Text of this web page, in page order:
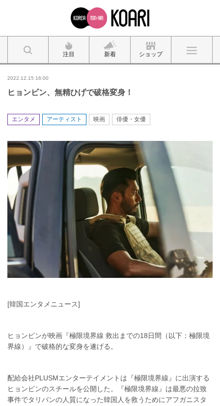
注目 新着 ショップ
2022.12.15 16:00
ヒョンビン、無精ひげで破格変身！
エンタメ アーティスト 映画 俳優・女優
[韓国エンタメニュース]
ヒョンビンが映画『極限境界線 救出までの18日間（以下：極限境
界線）』で破格的な変身を遂げる。
配給会社PLUSMエンターテイメントは『極限境界線』に出演する
ヒョンビンのスチールを公開した。『極限境界線』は最悪の拉致
事件でタリバンの人質になった韓国人を救うためにアフガニスタ